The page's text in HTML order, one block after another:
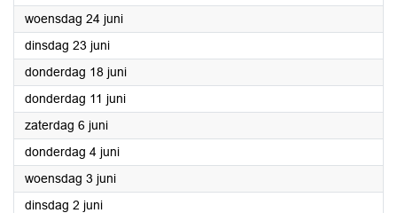
woensdag 24 juni2026
dinsdag 23 juni2026
donderdag 18 juni2026
donderdag 11 juni2026
zaterdag 6 juni2026
donderdag 4 juni2026
woensdag 3 juni2026
dinsdag 2 juni2026